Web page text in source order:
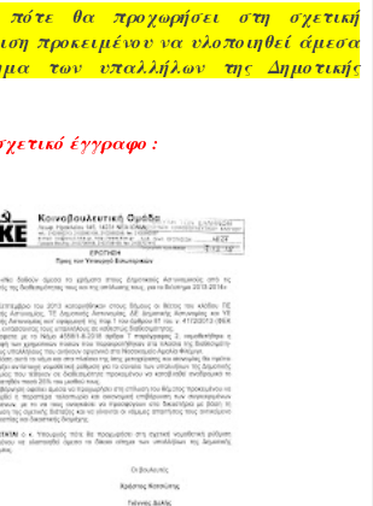
θα προχωρήσει στη σχετική
προκειμένου να υλοποιηθεί άμεσα
των υπαλλήλων της Δημοτικής
έγγραφο :